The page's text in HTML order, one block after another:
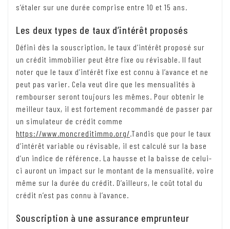
s’étaler sur une durée comprise entre 10 et 15 ans.
Les deux types de taux d’intérêt proposés
Défini dès la souscription, le taux d’intérêt proposé sur
un crédit immobilier peut être fixe ou révisable. Il faut
noter que le taux d’intérêt fixe est connu à l’avance et ne
peut pas varier. Cela veut dire que les mensualités à
rembourser seront toujours les mêmes. Pour obtenir le
meilleur taux, il est fortement recommandé de passer par
un simulateur de crédit comme
https://www.moncreditimmo.org/.Tandis que pour le taux
d’intérêt variable ou révisable, il est calculé sur la base
d’un indice de référence. La hausse et la baisse de celui-
ci auront un impact sur le montant de la mensualité, voire
même sur la durée du crédit. D’ailleurs, le coût total du
crédit n’est pas connu à l’avance.
Souscription à une assurance emprunteur